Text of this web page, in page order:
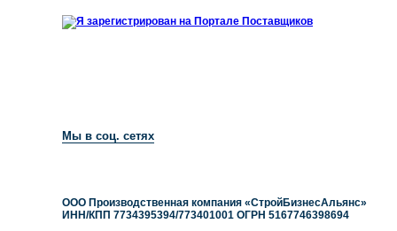
Мы в соц. сетях
ООО Производственная компания «СтройБизнесАльянс»
ИНН/КПП 7734395394/773401001 ОГРН 5167746398694